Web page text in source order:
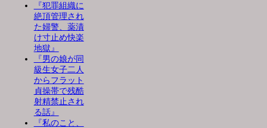
『犯罪組織に
絶頂管理され
た婦警、薬漬
け寸止め快楽
地獄』
『男の娘が同
級生女子二人
からフラット
貞操帯で残酷
射精禁止され
る話』
『私のこと、